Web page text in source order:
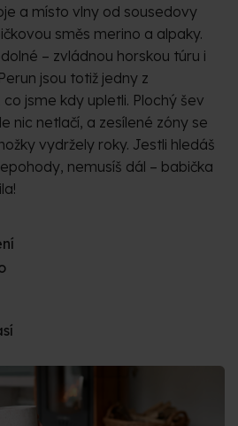
a místo vlny od sousedovy
směs merino a alpaky.
– zvládnou horskou túru i
jsou totiž jedny z
jsme kdy upletli. Plochý šev
nic netlačí, a zesílené zóny se
vydržely roky. Jestli hledáš
nemusíš dál – babička